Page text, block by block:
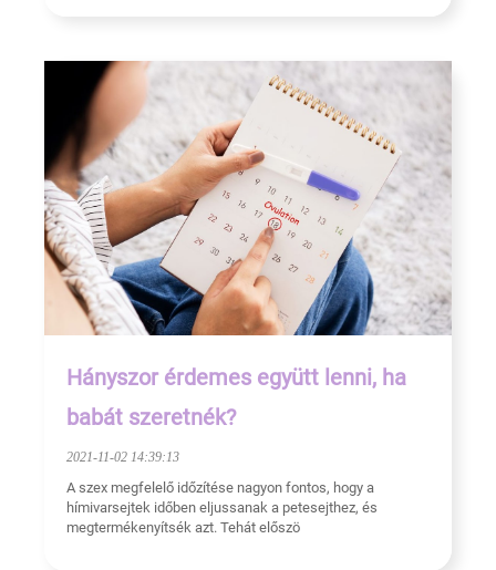
Hányszor érdemes együtt lenni, ha
babát szeretnék?
2021-11-02 14:39:13
A szex megfelelő időzítése nagyon fontos, hogy a
hímivarsejtek időben eljussanak a petesejthez, és
megtermékenyítsék azt. Tehát előszö